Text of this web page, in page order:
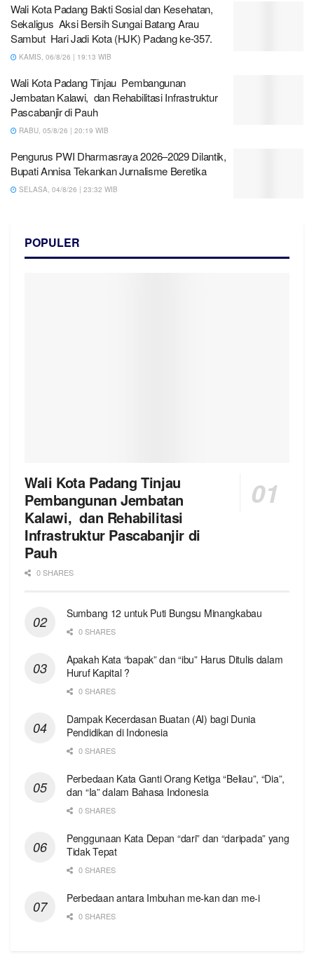
Wali Kota Padang Bakti Sosial dan Kesehatan,
Sekaligus Aksi Bersih Sungai Batang Arau
Sambut Hari Jadi Kota (HJK) Padang ke-357.
KAMIS, 06/8/26 | 19:13 WIB
Wali Kota Padang Tinjau Pembangunan
Jembatan Kalawi, dan Rehabilitasi Infrastruktur
Pascabanjir di Pauh
RABU, 05/8/26 | 20:19 WIB
Pengurus PWI Dharmasraya 2026–2029 Dilantik,
Bupati Annisa Tekankan Jurnalisme Beretika
SELASA, 04/8/26 | 23:32 WIB
POPULER
Wali Kota Padang Tinjau
Pembangunan Jembatan
Kalawi, dan Rehabilitasi
Infrastruktur Pascabanjir di
Pauh
0 SHARES
Sumbang 12 untuk Puti Bungsu Minangkabau
0 SHARES
Apakah Kata “bapak” dan “ibu” Harus Ditulis dalam
Huruf Kapital ?
0 SHARES
Dampak Kecerdasan Buatan (AI) bagi Dunia
Pendidikan di Indonesia
0 SHARES
Perbedaan Kata Ganti Orang Ketiga “Beliau”, “Dia”,
dan “Ia” dalam Bahasa Indonesia
0 SHARES
Penggunaan Kata Depan “dari” dan “daripada” yang
Tidak Tepat
0 SHARES
Perbedaan antara Imbuhan me-kan dan me-i
0 SHARES